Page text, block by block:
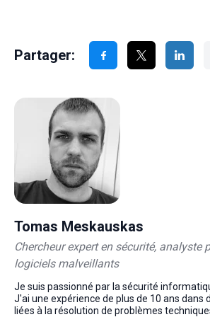
Partager:
Tomas Meskauskas
Chercheur expert en sécurité, analyste
logiciels malveillants
Je suis passionné par la sécurité
J'ai une expérience de plus de 10 ans dans
liées à la résolution de problèmes